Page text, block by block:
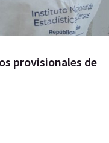
provisionales de